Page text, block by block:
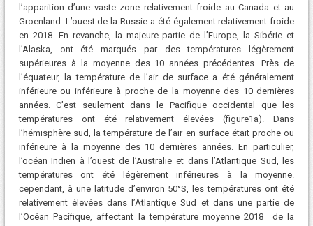
l’apparition d’une vaste zone relativement froide au Canada et au
Groenland. L’ouest de la Russie a été également relativement froide
en 2018. En revanche, la majeure partie de l’Europe, la Sibérie et
l’Alaska, ont été marqués par des températures légèrement
supérieures à la moyenne des 10 années précédentes. Près de
l’équateur, la température de l’air de surface a été généralement
inférieure ou inférieure à proche de la moyenne des 10 dernières
années. C’est seulement dans le Pacifique occidental que les
températures ont été relativement élevées (figure1a). Dans
l’hémisphère sud, la température de l’air en surface était proche ou
inférieure à la moyenne des 10 dernières années. En particulier,
l’océan Indien à l’ouest de l’Australie et dans l’Atlantique Sud, les
températures ont été légèrement inférieures à la moyenne.
cependant, à une latitude d’environ 50°S, les températures ont été
relativement élevées dans l’Atlantique Sud et dans une partie de
l’Océan Pacifique, affectant la température moyenne 2018 de la